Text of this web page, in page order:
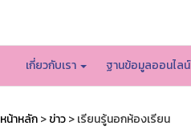
เกี่ยวกับเรา ฐานข้อมูลออนไลน์
หน้าหลัก>ข่าว> เรียนรู้นอกห้องเรียน